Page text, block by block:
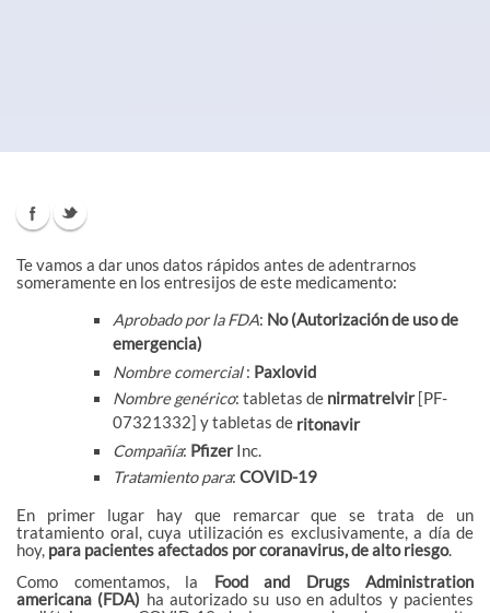
Te vamos a dar unos datos rápidos antes de adentrarnos
someramente en los entresijos de este medicamento:
Aprobado por la FDA: No (Autorización de uso de
emergencia)
Nombre comercial: Paxlovid
Nombre genérico: tabletas de nirmatrelvir[PF-
07321332] y tabletas de ritonavir
Compañía: PfizerInc.
Tratamiento para: COVID-19
En primer lugar hay que remarcar que se trata de un
tratamiento oral, cuya utilización es exclusivamente, a día de
hoy, para pacientes afectados por coranavirus, de alto riesgo.
Como comentamos, la Food and Drugs Administration
americana (FDA) ha autorizado su uso en adultos y pacientes